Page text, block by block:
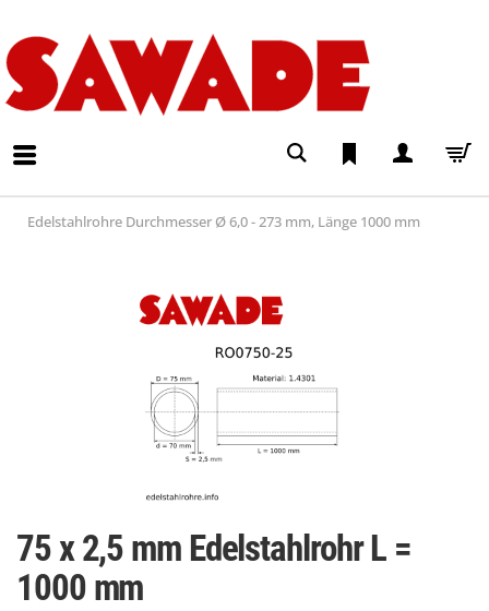
Edelstahlrohre Durchmesser Ø 6,0 - 273 mm, Länge 1000 mm
75 x 2,5 mm Edelstahlrohr L =
1000 mm